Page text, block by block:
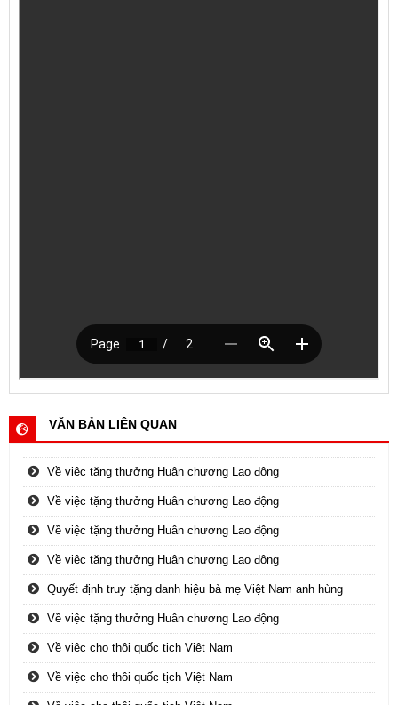
VĂN BẢN LIÊN QUAN
Về việc tặng thưởng Huân chương Lao động
Về việc tặng thưởng Huân chương Lao động
Về việc tặng thưởng Huân chương Lao động
Về việc tặng thưởng Huân chương Lao động
Quyết định truy tặng danh hiệu bà mẹ Việt Nam anh hùng
Về việc tặng thưởng Huân chương Lao động
Về việc cho thôi quốc tịch Việt Nam
Về việc cho thôi quốc tịch Việt Nam